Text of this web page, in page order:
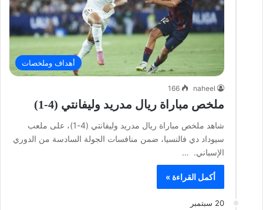
أهداف وملخصات
naheel
166
ملخص مباراة ريال مدريد وليفانتي (4-1)
شاهد ملخص مباراة ريال مدريد وليفانتي (4-1)، على ملعب
سيوداد دي فالنسيا، ضمن منافسات الجولة السادسة من الدوري
الإسباني. …
أكمل القراءة »
20 سبتمبر